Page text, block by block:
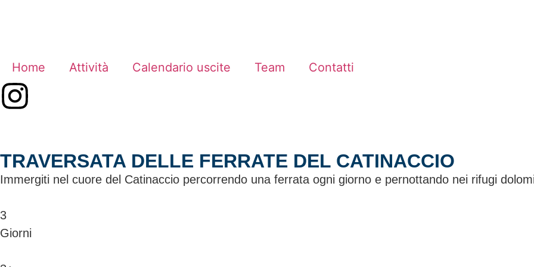
Home Attività Calendario uscite Team Contatti
TRAVERSATA DELLE FERRATE DEL CATINACCIO
Immergiti nel cuore del Catinaccio percorrendo una ferrata ogni giorno e pernottando nei rifugi
3
Giorni